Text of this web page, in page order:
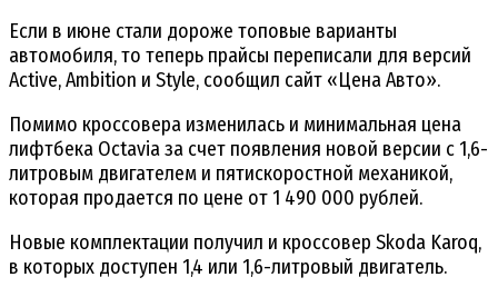
Если в июне стали дороже топовые варианты
автомобиля, то теперь прайсы переписали для версий
Active, Ambition и Style, сообщил сайт «Цена Авто».
Помимо кроссовера изменилась и минимальная цена
лифтбека Octavia за счет появления новой версии с 1,6-
литровым двигателем и пятискоростной механикой,
которая продается по цене от 1 490 000 рублей.
Новые комплектации получил и кроссовер Skoda Karoq,
в которых доступен 1,4 или 1,6-литровый двигатель.